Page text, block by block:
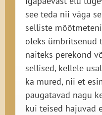
see teda nii väga
selliste
oleks ümbritsenud
näiteks perekond
sellised, kellele
ka mured, nii et
paugatavad nagu
kui teised hajuvad